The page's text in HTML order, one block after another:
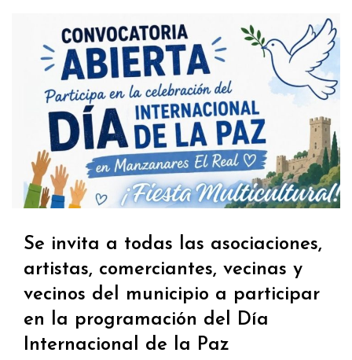
Se invita a todas las asociaciones,
artistas, comerciantes, vecinas y
vecinos del municipio a participar
en la programación del Día
Internacional de la Paz